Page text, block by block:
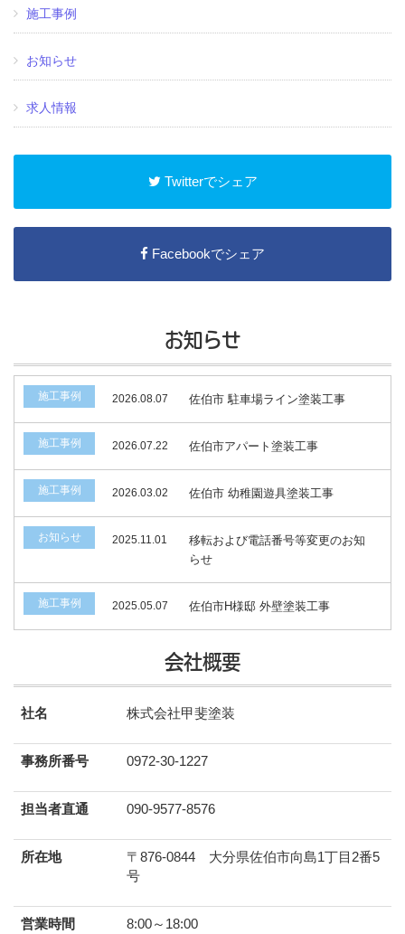
施工事例
お知らせ
求人情報
Twitterでシェア
Facebookでシェア
お知らせ
施工事例 2026.08.07 佐伯市 駐車場ライン塗装工事
施工事例 2026.07.22 佐伯市アパート塗装工事
施工事例 2026.03.02 佐伯市 幼稚園遊具塗装工事
お知らせ 2025.11.01
移転および電話番号等変更のお知
らせ
施工事例 2025.05.07 佐伯市H様邸 外壁塗装工事
会社概要
社名 株式会社甲斐塗装
事務所番号 0972-30-1227
担当者直通 090-9577-8576
所在地
〒876-0844 大分県佐伯市向島1丁目2番5
号
営業時間 8:00～18:00